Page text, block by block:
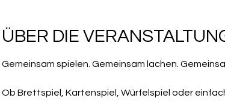
ÜBER DIE
Gemeinsam spielen. Gemeinsam lachen.
Ob Brettspiel, Kartenspiel, Würfelspiel oder